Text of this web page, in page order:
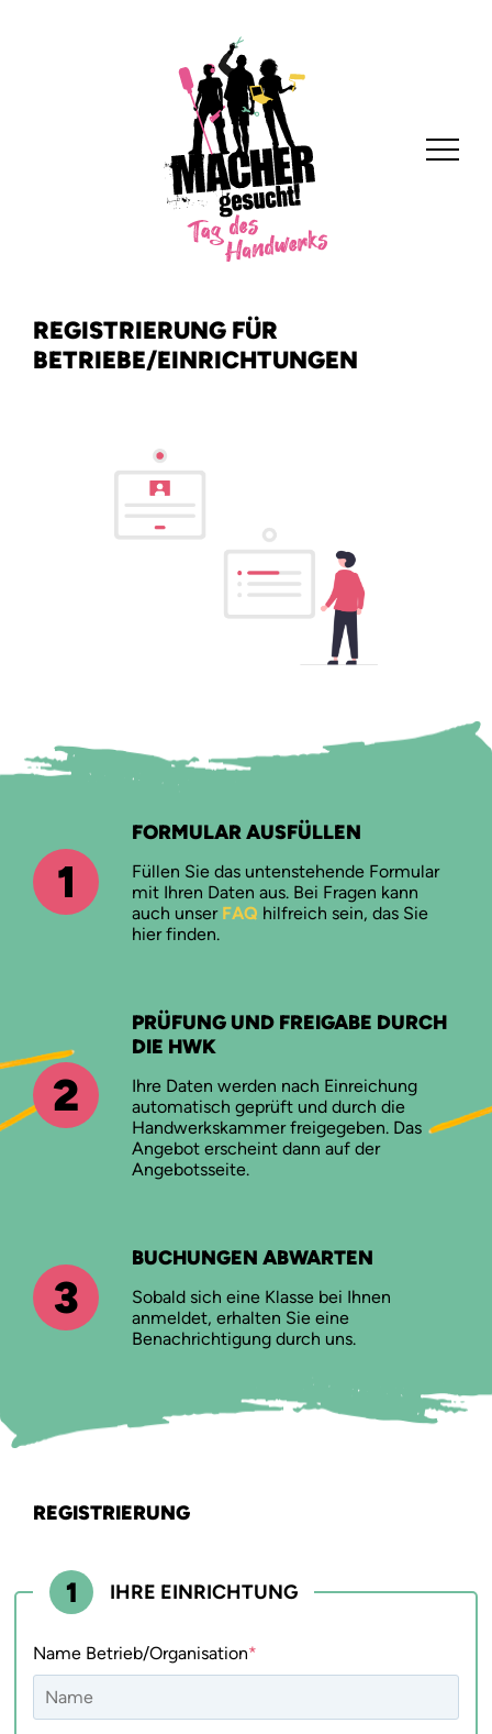
Suchen
Über
REGISTRIERUNG FÜR
BETRIEBE/EINRICHTUNGEN
1
FORMULAR AUSFÜLLEN
Füllen Sie das untenstehende Formular
mit Ihren Daten aus. Bei Fragen kann
auch unser FAQ hilfreich sein, das Sie
hier finden.
2
PRÜFUNG UND FREIGABE DURCH
DIE HWK
Ihre Daten werden nach Einreichung
automatisch geprüft und durch die
Handwerkskammer freigegeben. Das
Angebot erscheint dann auf der
Angebotsseite.
3
BUCHUNGEN ABWARTEN
Sobald sich eine Klasse bei Ihnen
anmeldet, erhalten Sie eine
Benachrichtigung durch uns.
REGISTRIERUNG
1 IHRE EINRICHTUNG
Name Betrieb/Organisation